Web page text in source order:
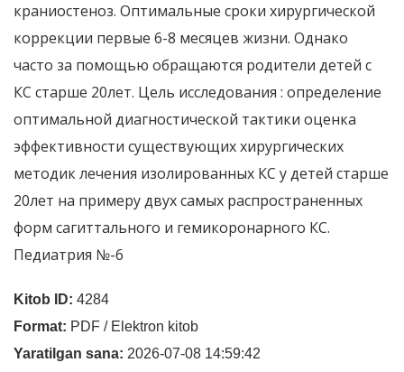
краниостеноз. Оптимальные сроки хирургической
коррекции первые 6-8 месяцев жизни. Однако
часто за помощью обращаются родители детей с
КС старше 20лет. Цель исследования : определение
оптимальной диагностической тактики оценка
эффективности существующих хирургических
методик лечения изолированных КС у детей старше
20лет на примеру двух самых распространенных
форм сагиттального и гемикоронарного КС.
Педиатрия №-6
Kitob ID: 4284
Format: PDF / Elektron kitob
Yaratilgan sana: 2026-07-08 14:59:42